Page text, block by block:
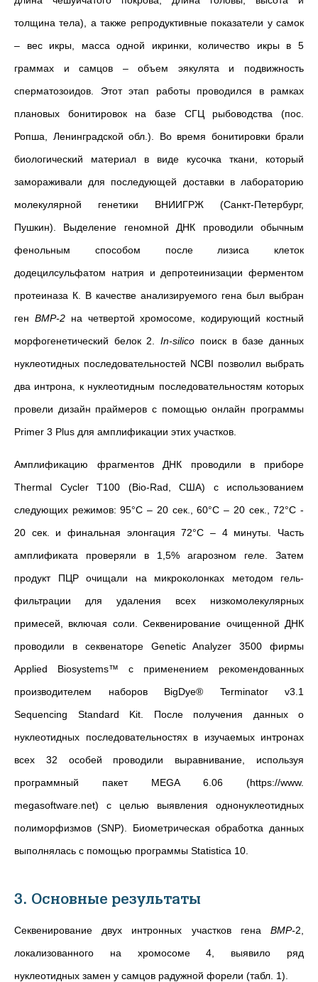
толщина тела), а также репродуктивные показатели у самок
– вес икры, масса одной икринки, количество икры в 5
граммах и самцов – объем эякулята и подвижность
сперматозоидов. Этот этап работы проводился в рамках
плановых бонитировок на базе СГЦ рыбоводства (пос.
Ропша, Ленинградской обл.). Во время бонитировки брали
биологический материал в виде кусочка ткани, который
замораживали для последующей доставки в лабораторию
молекулярной генетики ВНИИГРЖ (Санкт-Петербург,
Пушкин). Выделение геномной ДНК проводили обычным
фенольным способом после лизиса клеток
додецилсульфатом натрия и депротеинизации ферментом
протеиназа К. В качестве анализируемого гена был выбран
ген BMP-2на четвертой хромосоме, кодирующий костный
морфогенетический белок 2.In-silico поиск в базе данных
нуклеотидных последовательностей NCBI позволил выбрать
два интрона, к нуклеотидным последовательностям которых
провели дизайн праймеров с помощью онлайн программы
Primer 3 Plus для амплификации этих участков.
Амплификацию фрагментов ДНК проводили в приборе
Thermal Cycler T100 (Bio-Rad, США) с использованием
следующих режимов: 95°С – 20 сек., 60°С – 20 сек., 72°С -
20 сек. и финальная элонгация 72°С – 4 минуты. Часть
амплификата проверяли в 1,5% агарозном геле. Затем
продукт ПЦР очищали на микроколонках методом гель-
фильтрации для удаления всех низкомолекулярных
примесей, включая соли. Секвенирование очищенной ДНК
проводили в секвенаторе Genetic Analyzer 3500 фирмы
Applied Biosystems™ с применением рекомендованных
производителем наборов BigDye® Terminator v3.1
Sequencing Standard Kit. После получения данных о
нуклеотидных последовательностях в изучаемых интронах
всех 32 особей проводили выравнивание, используя
программный пакет MEGA 6.06 (https://www.
megasoftware.net) с целью выявления однонуклеотидных
полиморфизмов (SNP). Биометрическая обработка данных
выполнялась с помощью программы Statistica 10.
3. Основные результаты
Секвенирование двух интронных участков гена BMP-2,
локализованного на хромосоме 4, выявило ряд
нуклеотидных замен у самцов радужной форели (табл. 1).